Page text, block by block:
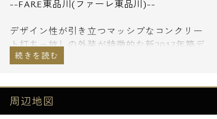
--FARE東品川(ファーレ東品川)--
デザイン性が引き立つマッシブなコンクリー
ト打ちっ放しの外装が特徴的な新2017年築デ
ザイナーズレジデンス。
全17戸で全てのお部屋に2面から採光が取れ
る爽やかな暮らしを実現しました。
「目黒川」を跨いだ新馬場駅の周辺には「サ
周辺地図